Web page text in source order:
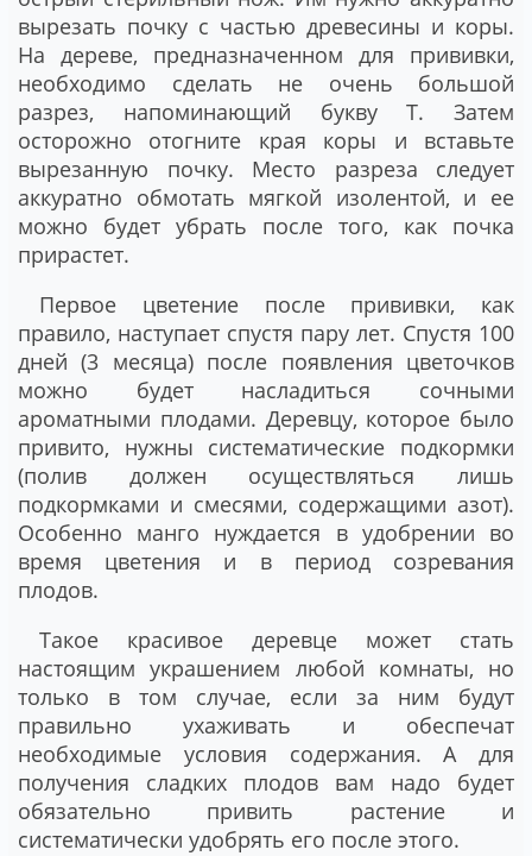
вырезать почку с частью древесины и коры.
На дереве, предназначенном для прививки,
необходимо сделать не очень большой
разрез, напоминающий букву Т. Затем
осторожно отогните края коры и вставьте
вырезанную почку. Место разреза следует
аккуратно обмотать мягкой изолентой, и ее
можно будет убрать после того, как почка
прирастет.
Первое цветение после прививки, как
правило, наступает спустя пару лет. Спустя 100
дней (3 месяца) после появления цветочков
можно будет насладиться сочными
ароматными плодами. Деревцу, которое было
привито, нужны систематические подкормки
(полив должен осуществляться лишь
подкормками и смесями, содержащими азот).
Особенно манго нуждается в удобрении во
время цветения и в период созревания
плодов.
Такое красивое деревце может стать
настоящим украшением любой комнаты, но
только в том случае, если за ним будут
правильно ухаживать и обеспечат
необходимые условия содержания. А для
получения сладких плодов вам надо будет
обязательно привить растение и
систематически удобрять его после этого.